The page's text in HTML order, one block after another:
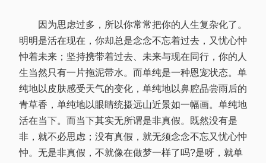
因为思虑过多，所以你常常把你的人生复杂化了。
明明是活在现在，你却总是念念不忘着过去，又忧心忡
忡着未来；坚持携带着过去、未来与现在同行，你的人
生当然只有一片拖泥带水。而单纯是一种恩宠状态。单
纯地以皮肤感受天气的变化，单纯地以鼻腔品尝雨后的
青草香，单纯地以眼睛统摄远山近景如一幅画。单纯地
活在当下。而当下其实无所谓是非真假。既然没有是
非，就不必思虑；没有真假，就无须念念不忘又忧心忡
忡。无是非真假，不就像在做梦一样了吗?是呀，就单